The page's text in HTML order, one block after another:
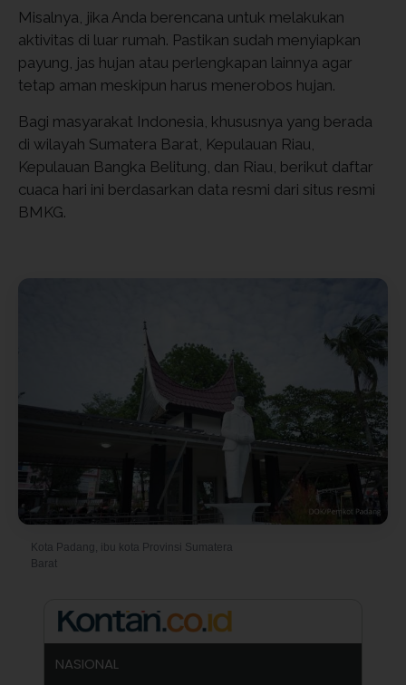
Misalnya, jika Anda berencana untuk melakukan
aktivitas di luar rumah. Pastikan sudah menyiapkan
payung, jas hujan atau perlengkapan lainnya agar
tetap aman meskipun harus menerobos hujan.
Bagi masyarakat Indonesia, khususnya yang berada
di wilayah Sumatera Barat, Kepulauan Riau,
Kepulauan Bangka Belitung, dan Riau, berikut daftar
cuaca hari ini berdasarkan data resmi dari situs resmi
BMKG.
Kota Padang, ibu kota Provinsi Sumatera
Barat
NASIONAL